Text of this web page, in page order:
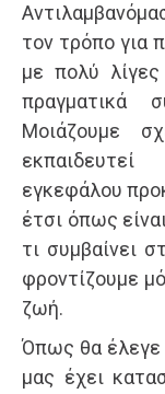
τον τρόπο για
με πολύ
πραγματικά
Μοιάζουμε
εγκεφάλου
έτσι όπως
τι συμβαίνει
φροντίζουμε
ζωή.
Όπως θα έλεγε
μας έχει